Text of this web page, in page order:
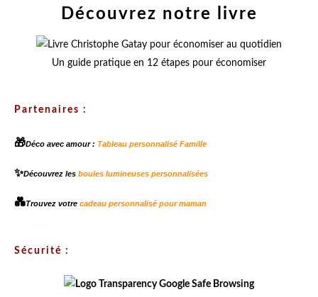
Découvrez notre livre
Un guide pratique en 12 étapes pour économiser
Partenaires :
🎁Déco avec amour : Tableau personnalisé Famille
✨Découvrez les boules lumineuses personnalisées
💑Trouvez votre cadeau personnalisé pour maman
Sécurité :